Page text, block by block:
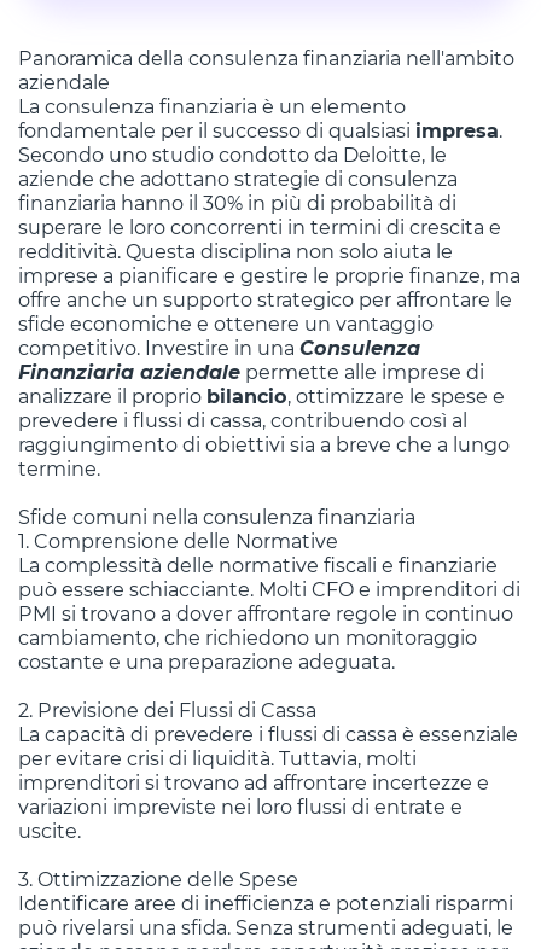
Panoramica della consulenza finanziaria nell'ambito
aziendale
La consulenza finanziaria è un elemento
fondamentale per il successo di qualsiasi impresa.
Secondo uno studio condotto da Deloitte, le
aziende che adottano strategie di consulenza
finanziaria hanno il 30% in più di probabilità di
superare le loro concorrenti in termini di crescita e
redditività. Questa disciplina non solo aiuta le
imprese a pianificare e gestire le proprie finanze, ma
offre anche un supporto strategico per affrontare le
sfide economiche e ottenere un vantaggio
competitivo. Investire in una Consulenza
Finanziaria aziendale permette alle imprese di
analizzare il proprio bilancio, ottimizzare le spese e
prevedere i flussi di cassa, contribuendo così al
raggiungimento di obiettivi sia a breve che a lungo
termine.
Sfide comuni nella consulenza finanziaria
1. Comprensione delle Normative
La complessità delle normative fiscali e finanziarie
può essere schiacciante. Molti CFO e imprenditori di
PMI si trovano a dover affrontare regole in continuo
cambiamento, che richiedono un monitoraggio
costante e una preparazione adeguata.
2. Previsione dei Flussi di Cassa
La capacità di prevedere i flussi di cassa è essenziale
per evitare crisi di liquidità. Tuttavia, molti
imprenditori si trovano ad affrontare incertezze e
variazioni impreviste nei loro flussi di entrate e
uscite.
3. Ottimizzazione delle Spese
Identificare aree di inefficienza e potenziali risparmi
può rivelarsi una sfida. Senza strumenti adeguati, le